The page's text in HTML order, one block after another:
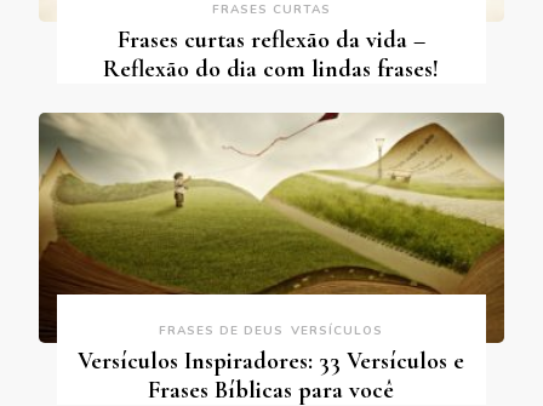
FRASES CURTAS
Frases curtas reflexão da vida –
Reflexão do dia com lindas frases!
FRASES DE DEUS VERSÍCULOS
Versículos Inspiradores: 33 Versículos e
Frases Bíblicas para você